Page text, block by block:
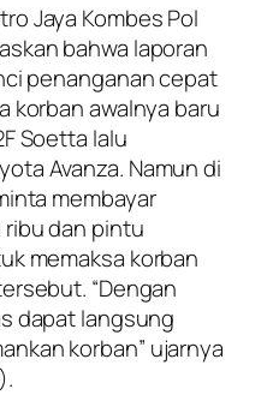
Jaya Kombes Pol
bahwa laporan
penanganan cepat
korban awalnya baru
Soetta lalu
Avanza. Namun di
membayar
ribu dan pintu
memaksa korban
“Dengan
dapat langsung
korban” ujarnya